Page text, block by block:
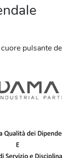
pulsante